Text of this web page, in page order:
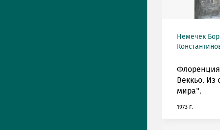
Немечек
Веккьо. Из
мира".
1973 г.